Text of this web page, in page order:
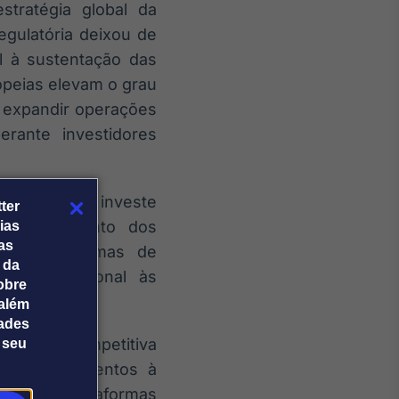
global da
deixou de
à sustentação das
elevam o grau
operações
investidores
Futurionex investe
dos
dos sistemas de
operacional às
competitiva
mais atentos à
plataformas